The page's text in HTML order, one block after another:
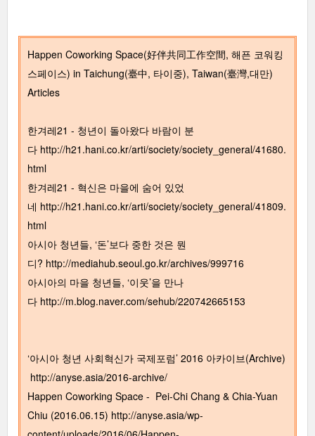
Happen Coworking Space(好伴共同工作空間, 해픈 코워킹
스페이스) in Taichung(臺中, 타이중), Taiwan(臺灣,대만)
Articles
한겨레21 - 청년이 돌아왔다 바람이 분
다 http://h21.hani.co.kr/arti/society/society_general/41680.
html
한겨레21 - 혁신은 마을에 숨어 있었
네 http://h21.hani.co.kr/arti/society/society_general/41809.
html
아시아 청년들, ‘돈’보다 중한 것은 뭔
디? http://mediahub.seoul.go.kr/archives/999716
아시아의 마을 청년들, ‘이웃’을 만나
다 http://m.blog.naver.com/sehub/220742665153
‘아시아 청년 사회혁신가 국제포럼’ 2016 아카이브(Archive)
http://anyse.asia/2016-archive/
Happen Coworking Space - Pei-Chi Chang & Chia-Yuan
Chiu (2016.06.15) http://anyse.asia/wp-